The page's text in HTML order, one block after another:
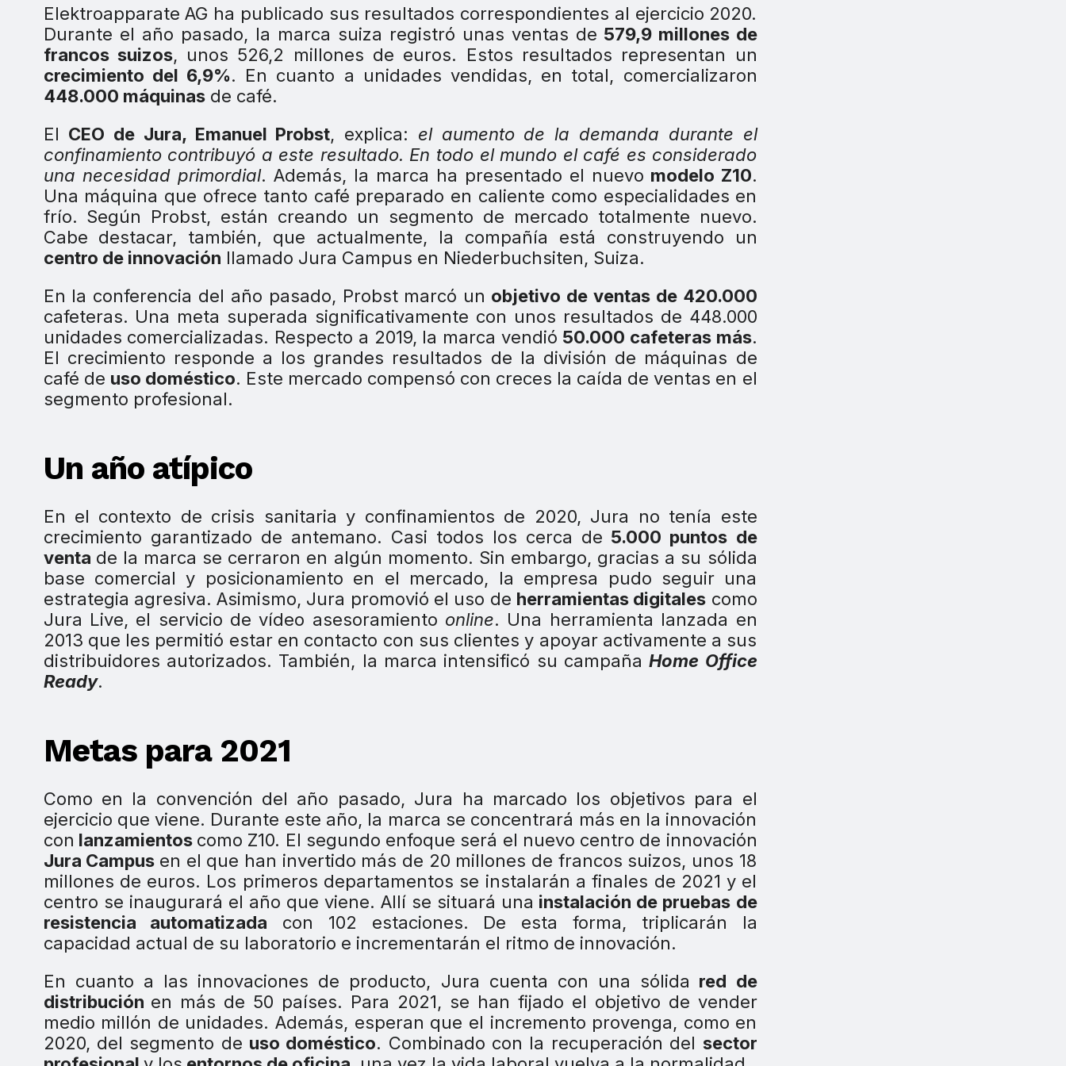
Elektroapparate AG ha publicado sus resultados correspondientes al ejercicio 2020.
Durante el año pasado, la marca suiza registró unas ventas de 579,9 millones de
francos suizos, unos 526,2 millones de euros. Estos resultados representan un
crecimiento del 6,9%. En cuanto a unidades vendidas, en total, comercializaron
448.000 máquinasde café.
El CEO de Jura, Emanuel Probst, explica: el aumento de la demanda durante el
confinamiento contribuyó a este resultado. En todo el mundo el café es considerado
una necesidad primordial. Además, la marca ha presentado el nuevo modelo Z10.
Una máquina que ofrece tanto café preparado en caliente como especialidades en
frío. Según Probst, están creando un segmento de mercado totalmente nuevo.
Cabe destacar, también, que actualmente, la compañía está construyendo un
centro de innovación llamado Jura Campus en Niederbuchsiten, Suiza.
En la conferencia del año pasado, Probst marcó un objetivo de ventas de 420.000
cafeteras. Una meta superada significativamente con unos resultados de 448.000
unidades comercializadas. Respecto a 2019, la marca vendió 50.000 cafeteras más.
El crecimiento responde a los grandes resultados de la división de máquinas de
café de uso doméstico. Este mercado compensó con creces la caída de ventas en el
segmento profesional.
Un año atípico
En el contexto de crisis sanitaria y confinamientos de 2020, Jura no tenía este
crecimiento garantizado de antemano. Casi todos los cerca de 5.000 puntos de
venta de la marca se cerraron en algún momento. Sin embargo, gracias a su sólida
base comercial y posicionamiento en el mercado, la empresa pudo seguir una
estrategia agresiva. Asimismo, Jura promovió el uso de herramientas digitales como
Jura Live, el servicio de vídeo asesoramiento online. Una herramienta lanzada en
2013 que les permitió estar en contacto con sus clientes y apoyar activamente a sus
distribuidores autorizados. También, la marca intensificó su campañaHome Office
Ready.
Metas para 2021
Como en la convención del año pasado, Jura ha marcado los objetivos para el
ejercicio que viene. Durante este año, la marca se concentrará más en la innovación
con lanzamientos como Z10. El segundo enfoque será el nuevo centro de innovación
Jura Campus en el que han invertido más de 20 millones de francos suizos, unos 18
millones de euros. Los primeros departamentos se instalarán a finales de 2021 y el
centro se inaugurará el año que viene. Allí se situará una instalación de pruebas de
resistencia automatizada con 102 estaciones. De esta forma, triplicarán la
capacidad actual de su laboratorio e incrementarán el ritmo de innovación.
En cuanto a las innovaciones de producto, Jura cuenta con una sólida red de
distribución en más de 50 países. Para 2021, se han fijado el objetivo de vender
medio millón de unidades. Además, esperan que el incremento provenga, como en
2020, del segmento de uso doméstico. Combinado con la recuperación del sector